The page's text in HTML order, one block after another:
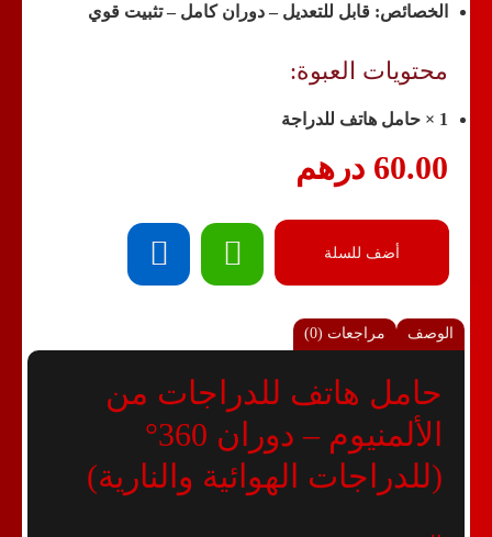
الخصائص: قابل للتعديل – دوران كامل – تثبيت قوي
محتويات العبوة:
1 × حامل هاتف للدراجة
60.00 درهم
أضف للسلة
الوصف مراجعات (0)
حامل هاتف للدراجات من
الألمنيوم – دوران 360°
(للدراجات الهوائية والنارية)